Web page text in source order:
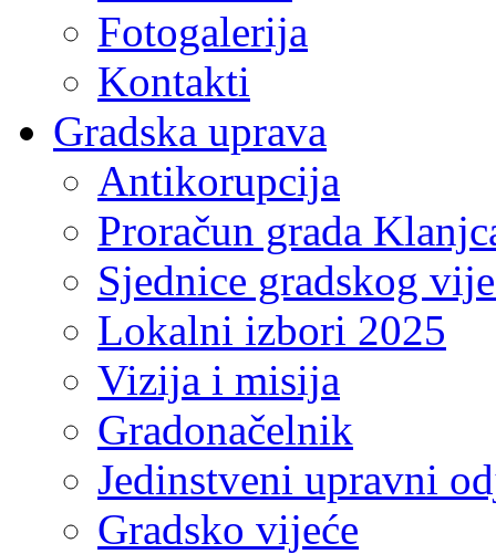
Fotogalerija
Kontakti
Gradska uprava
Antikorupcija
Proračun grada
Sjednice gradskog
Lokalni izbori 2025
Vizija i misija
Gradonačelnik
Jedinstveni upravni
Gradsko vijeće